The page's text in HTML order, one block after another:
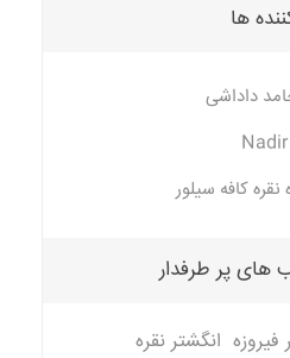
ها
داداشی
نقره کافه سیلور
پر طرفدار
فیروزه انگشتر نقره